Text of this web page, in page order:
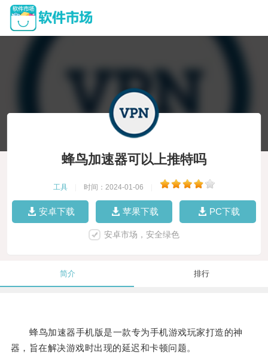
蜂鸟加速器可以上推特吗
工具 时间：2024-01-06
安卓下载 苹果下载 PC下载
安卓市场，安全绿色
简介 排行
蜂鸟加速器手机版是一款专为手机游戏玩家打造的神
器，旨在解决游戏时出现的延迟和卡顿问题。